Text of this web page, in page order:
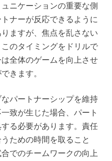
ニケーションの重要な側
ナーが反応できるように
ますが、焦点を乱さない
のタイミングをドリルで
全体のゲームを向上させ
きます。
パートナーシップを維持
致が生じた場合、パート
る必要があります。責任
ための時間を取ること
でのチームワークの向上